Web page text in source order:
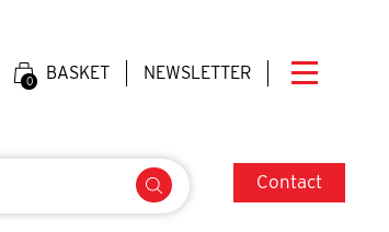
BASKET
0 NEWSLETTER
Contact